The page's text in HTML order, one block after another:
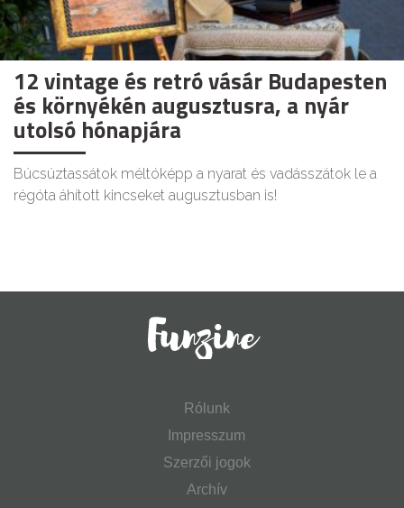
12 vintage és retró vásár Budapesten
és környékén augusztusra, a nyár
utolsó hónapjára
Búcsúztassátok méltóképp a nyarat és vadásszátok le a
régóta áhított kincseket augusztusban is!
Rólunk
Impresszum
Szerzői jogok
Archív